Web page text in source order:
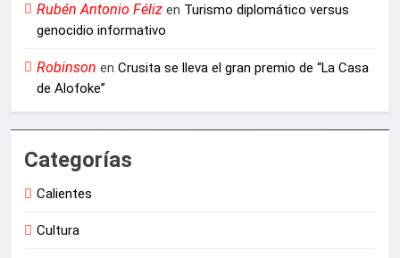
Rubén Antonio Féliz en Turismo diplomático versus
genocidio informativo
Robinson en Crusita se lleva el gran premio de “La Casa
de Alofoke”
Categorías
Calientes
Cultura